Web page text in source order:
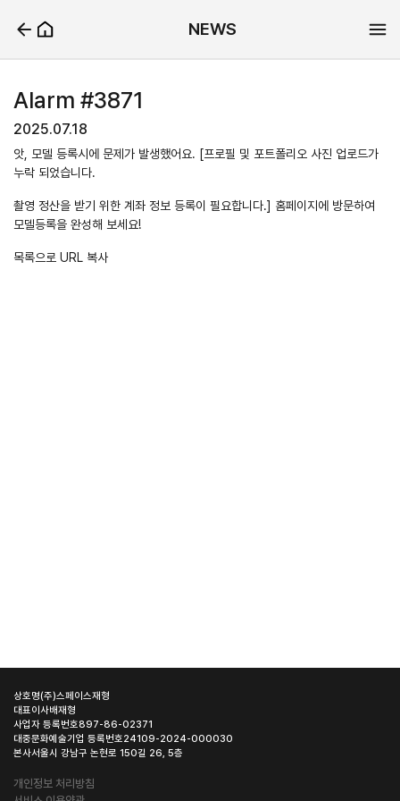
NEWS
Alarm #3871
2025.07.18
앗, 모델 등록시에 문제가 발생했어요. [프로필 및 포트폴리오 사진 업로드가
누락 되었습니다.
촬영 정산을 받기 위한 계좌 정보 등록이 필요합니다.] 홈페이지에 방문하여
모델등록을 완성해 보세요!
목록으로 URL 복사
상호명(주)스페이스재형
대표이사배재형
사업자 등록번호897-86-02371
대중문화예술기업 등록번호24109-2024-000030
본사서울시 강남구 논현로 150길 26, 5층
개인정보 처리방침